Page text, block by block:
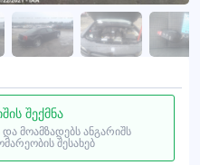
შექმნა
მოამზადებს ანგარიშს
შესახებ